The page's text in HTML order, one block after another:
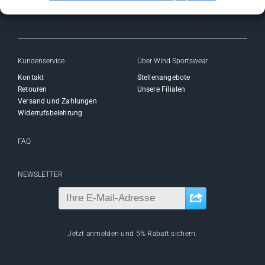
Kundenservice
Kontakt
Retouren
Versand und Zahlungen
Widerrufsbelehrung
Über Wind Sportswear
Stellenangebote
Unsere Filialen
FAQ
NEWSLETTER
Jetzt anmelden und 5% Rabatt sichern.